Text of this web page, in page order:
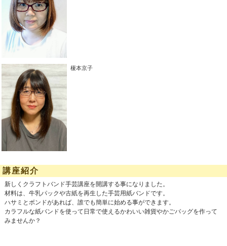
榎本京子
講座紹介
新しくクラフトバンド手芸講座を開講する事になりました。
材料は、牛乳パックや古紙を再生した手芸用紙バンドです。
ハサミとボンドがあれば、誰でも簡単に始める事ができます。
カラフルな紙バンドを使って日常で使えるかわいい雑貨やかごバッグを作って
みませんか？